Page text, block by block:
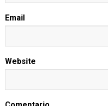
Email
Website